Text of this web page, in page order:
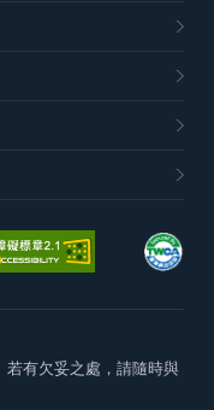
若有欠妥之處，請隨時與